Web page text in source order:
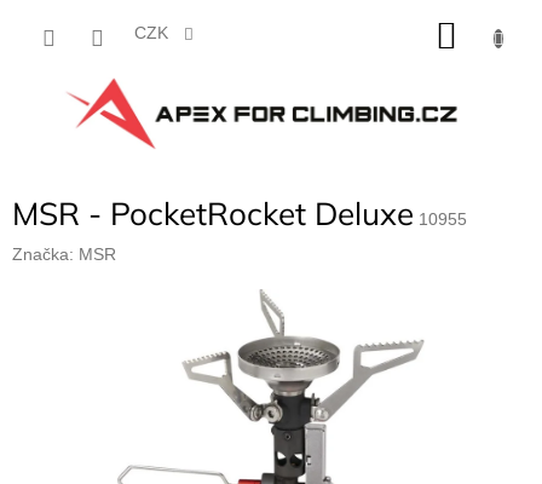
CZK
MSR - PocketRocket Deluxe 10955
Značka: MSR